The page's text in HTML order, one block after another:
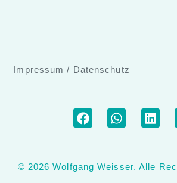
Impressum / Datenschutz
© 2026 Wolfgang Weisser. Alle